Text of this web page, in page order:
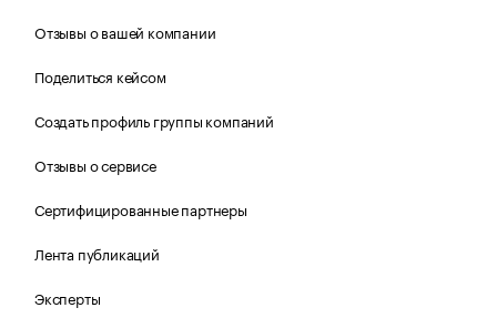
Отзывы о вашей компании
Поделиться кейсом
Создать профиль группы компаний
Отзывы о сервисе
Сертифицированные партнеры
Лента публикаций
Эксперты